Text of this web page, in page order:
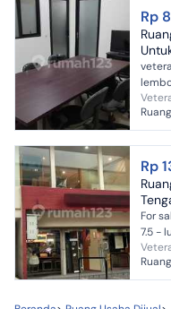
Rp
25)
Rp
For sale Gedung - luas tanah 375
7.5 - luas
listrik
jetpu...